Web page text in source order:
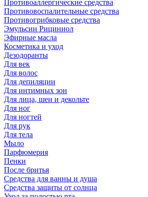
Противоаллергические средства
Противовоспалительные средства
Противогрибковые средства
Эмульсии Рициниол
Эфирные масла
Косметика и уход
Дезодоранты
Для век
Для волос
Для депиляции
Для интимных зон
Для лица, шеи и декольте
Для ног
Для ногтей
Для рук
Для тела
Мыло
Парфюмерия
Пенки
После бритья
Средства для ванны и душа
Средства защиты от солнца